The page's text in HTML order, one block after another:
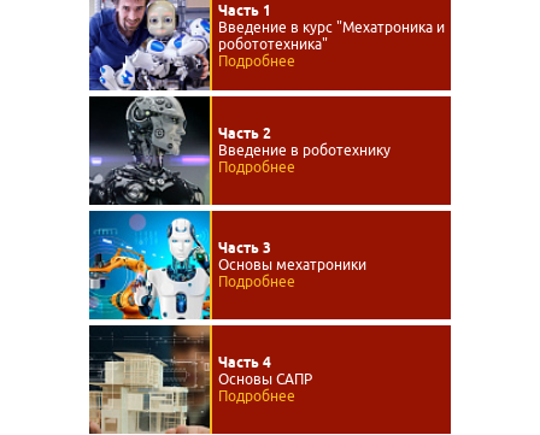
Часть 1
Введение в курс "Мехатроника и
робототехника"
Подробнее
Часть 2
Введение в роботехнику
Подробнее
Часть 3
Основы мехатроники
Подробнее
Часть 4
Основы САПР
Подробнее